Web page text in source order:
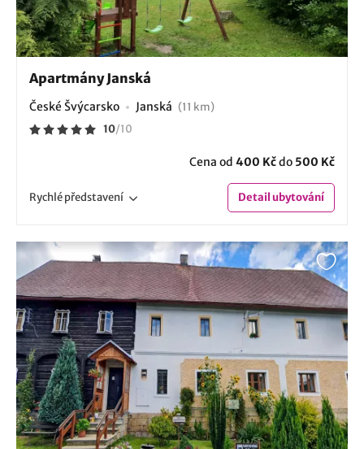
Apartmány Janská
České Švýcarsko Janská (11 km)
10/10
Cena od 400 Kčdo 500 Kč
Rychlépředstavení Detailubytování